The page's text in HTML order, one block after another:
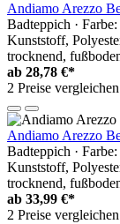
Andiamo Arezzo
Badteppich ·
Kunststoff,
trocknend,
ab 28,78 €*
2 Preise vergleichen
Andiamo Arezzo
Badteppich ·
Kunststoff,
trocknend,
ab 33,99 €*
2 Preise vergleichen